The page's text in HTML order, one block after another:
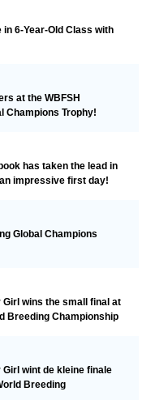
6-Year-Old Class with
at the WBFSH
Champions Trophy!
has taken the lead in
impressive first day!​
Global Champions
wins the small final at
Breeding Championship
wint de kleine finale
Breeding